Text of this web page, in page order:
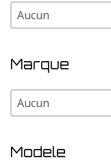
Pays
Pays
Marque
Marque
Marque
Modele